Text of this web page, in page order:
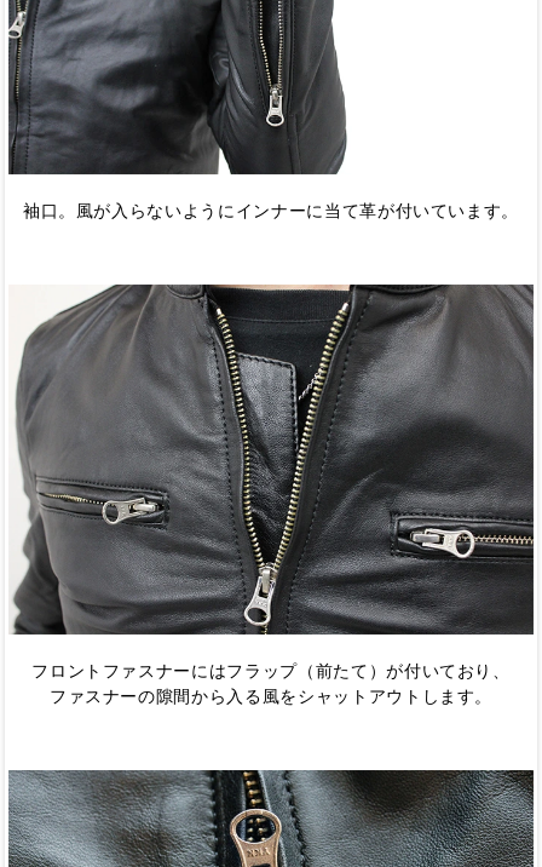
袖口。風が入らないようにインナーに当て革が付いています。
フロントファスナーにはフラップ（前たて）が付いており、
ファスナーの隙間から入る風をシャットアウトします。